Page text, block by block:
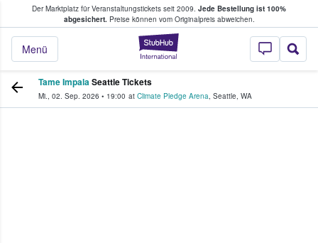
Der Marktplatz für Veranstaltungstickets seit 2009. Jede Bestellung ist 100%
abgesichert.Preise können vom Originalpreis abweichen.
StubHub - Wo
Menü
Tickets kaufen & verkaufen
Tame ImpalaSeattle Tickets
Mi., 02. Sep. 2026 • 19:00 at Climate Pledge Arena, Seattle, WA